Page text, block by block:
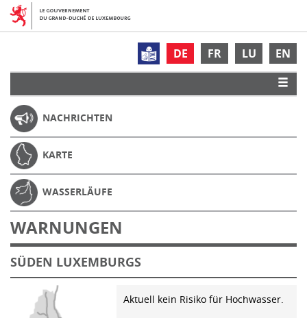
DE FR LU EN
NACHRICHTEN
KARTE
WASSERLÄUFE
WARNUNGEN
SÜDEN LUXEMBURGS
Aktuell kein Risiko für Hochwasser.